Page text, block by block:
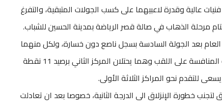
عالية وقدرة لاعبيهما على كسب الجولات المتبقية، والتفرغ
مرحلة الذهاب في صالة قصر الرياضة بمدينة الحسين للشباب.
بعد الجولة السادسة بسجل ناصع دون خسارة، ولكل منهما
12 نقطة، فيما يحتفظ فريقا زحوم والمفرق بفرصة المنافسة على اللقب وهما يحتلان المركز الثاني برصيد 11 نقطة
خطورة الإنزلاق الى الدرجة الثانية، خصوصا بعد ان تعادلت